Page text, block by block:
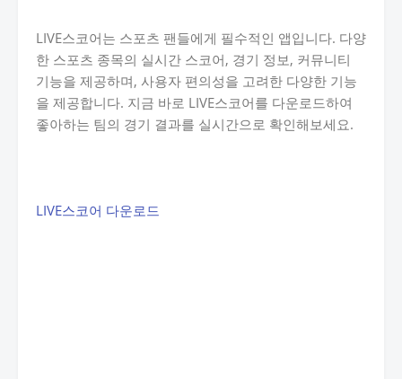
LIVE스코어는 스포츠 팬들에게 필수적인 앱입니다. 다양
한 스포츠 종목의 실시간 스코어, 경기 정보, 커뮤니티
기능을 제공하며, 사용자 편의성을 고려한 다양한 기능
을 제공합니다. 지금 바로 LIVE스코어를 다운로드하여
좋아하는 팀의 경기 결과를 실시간으로 확인해보세요.
LIVE스코어 다운로드